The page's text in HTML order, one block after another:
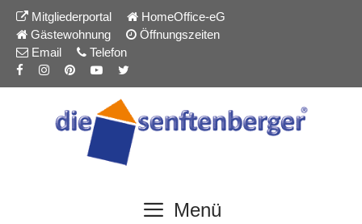
springen
Zum
Inhalt
springen
Mitgliederportal
HomeOffice-eG
Gästewohnung
Öffnungszeiten
Email
Telefon
Menü